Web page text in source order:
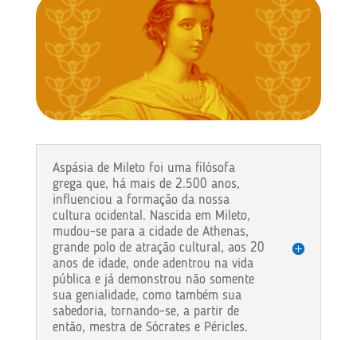
Aspásia de Mileto foi uma filósofa
grega que, há mais de 2.500 anos,
influenciou a formação da nossa
cultura ocidental. Nascida em Mileto,
mudou-se para a cidade de Athenas,
grande polo de atração cultural, aos 20
anos de idade, onde adentrou na vida
pública e já demonstrou não somente
sua genialidade, como também sua
sabedoria, tornando-se, a partir de
então, mestra de Sócrates e Péricles.